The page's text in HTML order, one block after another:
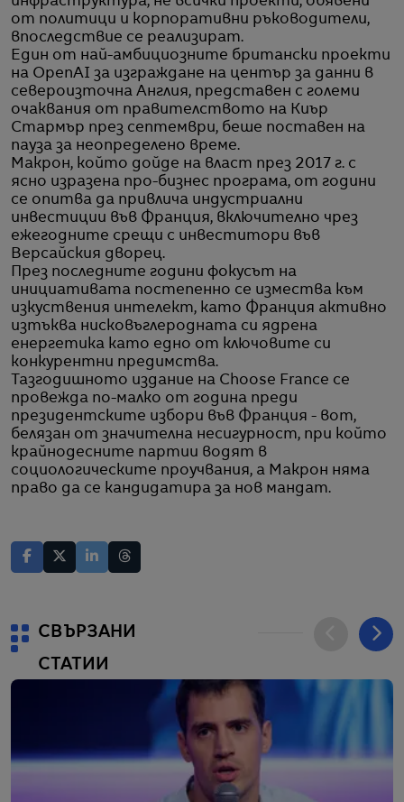
от политици и корпоративни ръководители,
впоследствие се реализират.
Един от най-амбициозните британски проекти
на OpenAI за изграждане на център за данни в
североизточна Англия, представен с големи
очаквания от правителството на Киър
Стармър през септември, беше поставен на
пауза за неопределено време.
Макрон, който дойде на власт през 2017 г. с
ясно изразена про-бизнес програма, от години
се опитва да привлича индустриални
инвестиции във Франция, включително чрез
ежегодните срещи с инвеститори във
Версайския дворец.
През последните години фокусът на
инициативата постепенно се измества към
изкуствения интелект, като Франция активно
изтъква нисковъглеродната си ядрена
енергетика като едно от ключовите си
конкурентни предимства.
Тазгодишното издание на Choose France се
провежда по-малко от година преди
президентските избори във Франция - вот,
белязан от значителна несигурност, при който
крайнодесните партии водят в
социологическите проучвания, а Макрон няма
право да се кандидатира за нов мандат.
СВЪРЗАНИ
СТАТИИ